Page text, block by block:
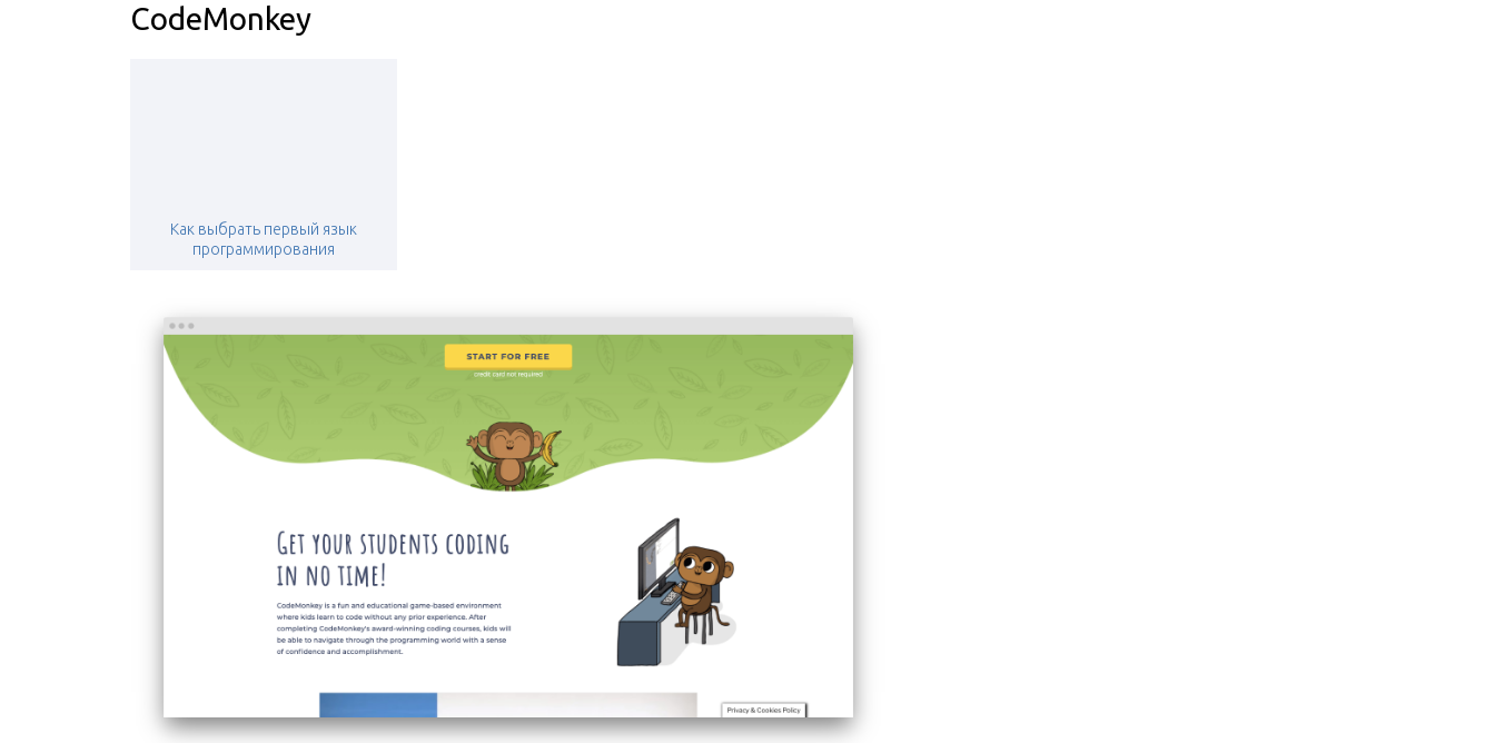
CodeMonkey
Как выбрать первый язык
программирования